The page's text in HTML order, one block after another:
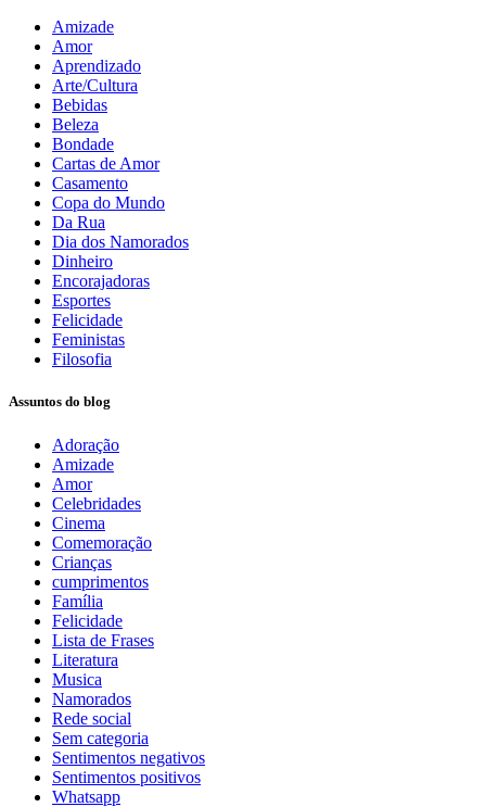
Amizade
Amor
Aprendizado
Arte/Cultura
Bebidas
Beleza
Bondade
Cartas de Amor
Casamento
Copa do Mundo
Da Rua
Dia dos Namorados
Dinheiro
Encorajadoras
Esportes
Felicidade
Feministas
Filosofia
Assuntos do blog
Adoração
Amizade
Amor
Celebridades
Cinema
Comemoração
Crianças
cumprimentos
Família
Felicidade
Lista de Frases
Literatura
Musica
Namorados
Rede social
Sem categoria
Sentimentos negativos
Sentimentos positivos
Whatsapp